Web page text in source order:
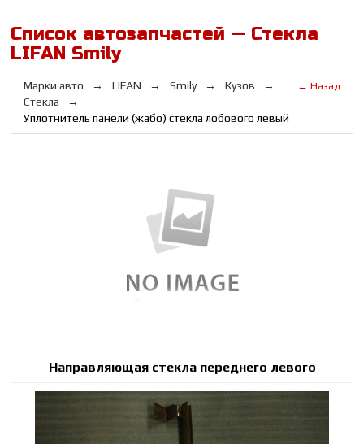
Список автозапчастей — Стекла
LIFAN Smily
Марки авто LIFAN Smily
Кузов
Стекла
Уплотнитель панели (жабо) стекла лобового левый
← Назад
Направляющая стекла переднего левого